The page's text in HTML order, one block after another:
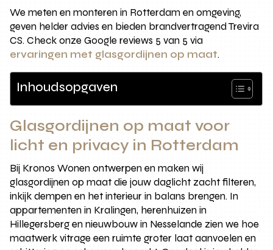
We meten en monteren in Rotterdam en omgeving,
geven helder advies en bieden brandvertragend Trevira
CS. Check onze Google reviews 5 van 5 via
ervaringen met glasgordijnen op maat.
Inhoudsopgaven
Glasgordijnen op maat voor
licht en privacy in Rotterdam
Bij Kronos Wonen ontwerpen en maken wij
glasgordijnen op maat die jouw daglicht zacht filteren,
inkijk dempen en het interieur in balans brengen. In
appartementen in Kralingen, herenhuizen in
Hillegersberg en nieuwbouw in Nesselande zien we hoe
maatwerk vitrage een ruimte groter laat aanvoelen en